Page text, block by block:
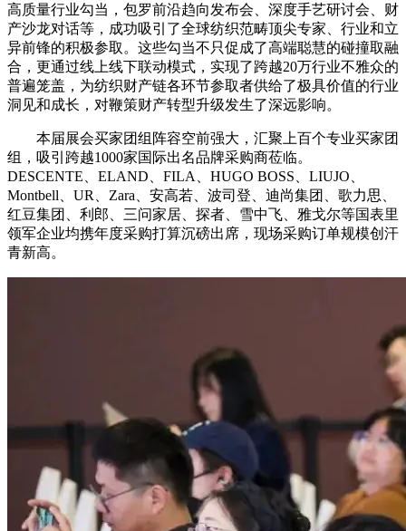
高质量行业勾当，包罗前沿趋向发布会、深度手艺研讨会、财
产沙龙对话等，成功吸引了全球纺织范畴顶尖专家、行业和立
异前锋的积极参取。这些勾当不只促成了高端聪慧的碰撞取融
合，更通过线上线下联动模式，实现了跨越20万行业不雅众的
普遍笼盖，为纺织财产链各环节参取者供给了极具价值的行业
洞见和成长，对鞭策财产转型升级发生了深远影响。
本届展会买家团组阵容空前强大，汇聚上百个专业买家团
组，吸引跨越1000家国际出名品牌采购商莅临。
DESCENTE、ELAND、FILA、HUGO BOSS、LIUJO、
Montbell、UR、Zara、安高若、波司登、迪尚集团、歌力思、
红豆集团、利郎、三问家居、探者、雪中飞、雅戈尔等国表里
领军企业均携年度采购打算沉磅出席，现场采购订单规模创汗
青新高。